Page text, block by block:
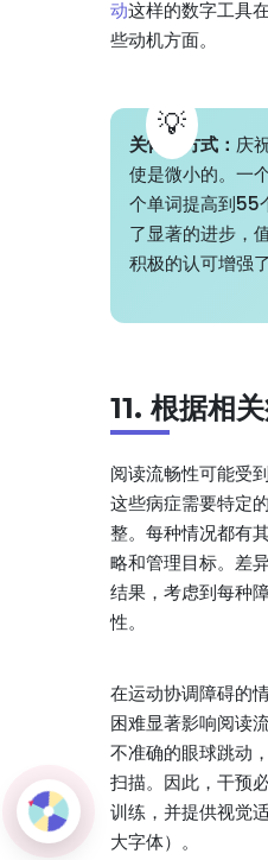
动这样的数字工具
些动机方面。
关怀的方式： 庆
使是微小的。一
个单词提高到55
了显著的进步，
积极的认可增强
11. 根据相
阅读流畅性可能受
这些病症需要特定
整。每种情况都有
略和管理目标。差
结果，考虑到每种
性。
在运动协调障碍的
困难显著影响阅读
不准确的眼球跳动
扫描。因此，干预
训练，并提供视觉
大字体）。